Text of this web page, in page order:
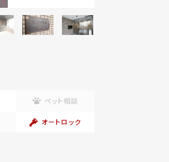
ペット相談
オートロック